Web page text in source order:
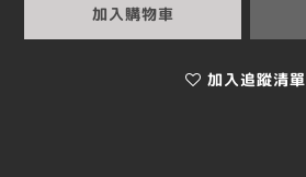
加入購物車
加入追蹤清單